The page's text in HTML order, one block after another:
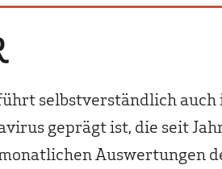
selbstverständlich
geprägt ist, die seit
Auswertungen